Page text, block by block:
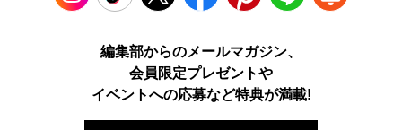
TikTok Facebook Pinterest LINE
編集部からのメールマガジン、
会員限定プレゼントや
イベントへの応募など特典が満載!